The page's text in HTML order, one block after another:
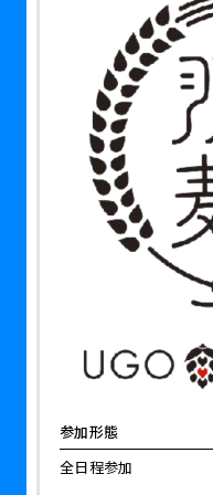
参加形態
全日程参加